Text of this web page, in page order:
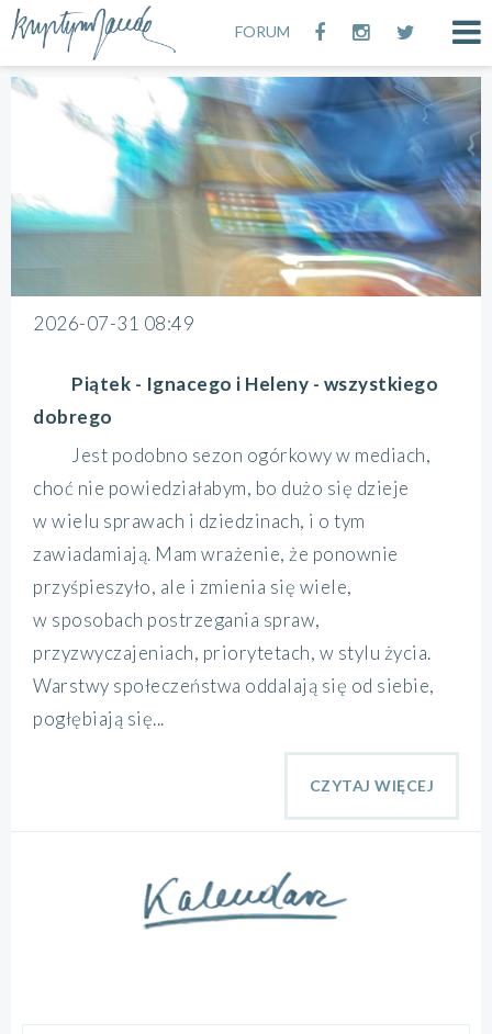
FORUM
2026-07-31 08:49
Piątek - Ignacego i Heleny - wszystkiego
dobrego
Jest podobno sezon ogórkowy w mediach,
choć nie powiedziałabym, bo dużo się dzieje
w wielu sprawach i dziedzinach, i o tym
zawiadamiają. Mam wrażenie, że ponownie
przyśpieszyło, ale i zmienia się wiele,
w sposobach postrzegania spraw,
przyzwyczajeniach, priorytetach, w stylu życia.
Warstwy społeczeństwa oddalają się od siebie,
pogłębiają się...
CZYTAJ WIĘCEJ